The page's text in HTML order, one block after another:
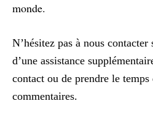
monde.
N’hésitez pas à nous
d’une assistance
contact ou de prendre le
commentaires.